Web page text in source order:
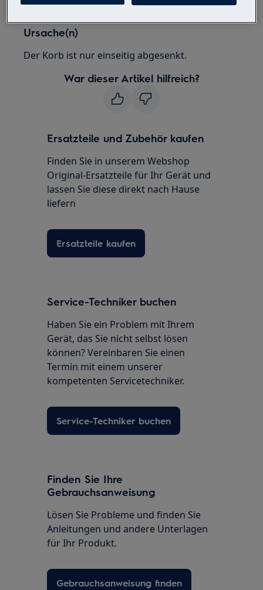
Ursache(n)
Der Korb ist nur einseitig abgesenkt.
War dieser Artikel hilfreich?
Ersatzteile und Zubehör kaufen
Finden Sie in unserem Webshop
Original-Ersatzteile für Ihr Gerät und
lassen Sie diese direkt nach Hause
liefern
Ersatzteile kaufen
Service-Techniker buchen
Haben Sie ein Problem mit Ihrem
Gerät, das Sie nicht selbst lösen
können? Vereinbaren Sie einen
Termin mit einem unserer
kompetenten Servicetechniker.
Service-Techniker buchen
Finden Sie Ihre
Gebrauchsanweisung
Lösen Sie Probleme und finden Sie
Anleitungen und andere Unterlagen
für Ihr Produkt.
Gebrauchsanweisung finden